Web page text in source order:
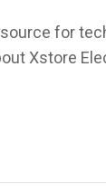
for
Xstore